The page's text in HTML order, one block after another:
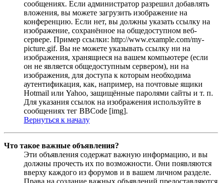
сообщениях. Если администратор разрешил добавлять
вложения, вы можете загрузить изображение на
конференцию. Если нет, вы должны указать ссылку на
изображение, сохранённое на общедоступном веб-
сервере. Пример ссылки: http://www.example.com/my-
picture.gif. Вы не можете указывать ссылку ни на
изображения, хранящиеся на вашем компьютере (если
он не является общедоступным сервером), ни на
изображения, для доступа к которым необходима
аутентификация, как, например, на почтовые ящики
Hotmail или Yahoo, защищённые паролями сайты и т. п.
Для указания ссылок на изображения используйте в
сообщениях тег BBCode [img].
Вернуться к началу
Что такое важные объявления?
Эти объявления содержат важную информацию, и вы
должны прочесть их по возможности. Они появляются
вверху каждого из форумов и в вашем личном разделе.
Права на создание важных объявлений предоставляются